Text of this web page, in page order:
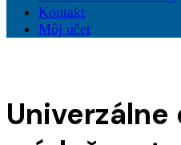
Kontakt
Môj účet
Univerzálne